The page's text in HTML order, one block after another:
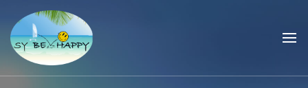
Sailing Be Happy
ein Traum wird wahr